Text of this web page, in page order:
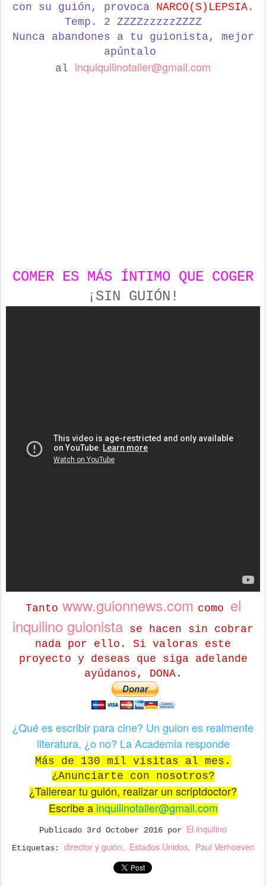
con su guión, provoca NARCO(S)LEPSIA.
Temp. 2 ZZZZzzzzzZZZZ
Nunca abandones a tu guionista, mejor
apúntalo
al inquiquilinotaller@gmail.com
COMER ES MÁS ÍNTIMO QUE COGER
¡SIN GUIÓN!
Tanto www.guionnews.com como el
inquilino guionista se hacen sin cobrar
nada por ello. Si valoras este
proyecto y deseas que siga adelande
ayúdanos, DONA.
¿Qué es escribir para cine? Un guion es realmente
literatura, ¿o no? La Academia responde
Más de 130 mil visitas al mes.
¿Anunciarte con nosotros?
¿Tallerear tu guión, realizar un scriptdoctor?
Escribe ainquilinotaller@gmail.com
Publicado 3rd October 2016 por El inquilino
Etiquetas: director y guión Estados Unidos Paul Verhoeven